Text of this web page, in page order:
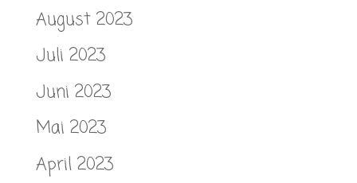
August 2023
Juli 2023
Juni 2023
Mai 2023
April 2023